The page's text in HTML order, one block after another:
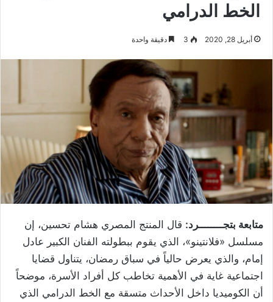
الخط الدرامي
أبريل 28, 2020 3 دقيقة واحدة
متابعة بتجــــــــرد: قال المنتج المصري هشام تحسين، إن
مسلسل «فلانتينو»، الذي يقوم ببطولته الفنان الكبير عادل
إمام، والذي يعرض حالياً في سباق رمضان، يتناول قضايا
اجتماعية غاية في الأهمية تخاطب كل أفراد الأسرة، موضحاً
أن الكوميديا داخل الأحداث متسقة مع الخط الدرامي الذي